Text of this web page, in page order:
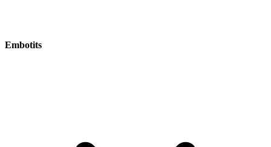
Embotits